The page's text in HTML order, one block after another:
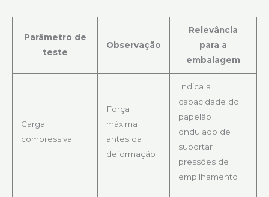
Parâmetro de
teste
Observação
Relevância
para a
embalagem
Carga
compressiva
Força
máxima
antes da
deformação
Indica a
capacidade do
papelão
ondulado de
suportar
pressões de
empilhamento